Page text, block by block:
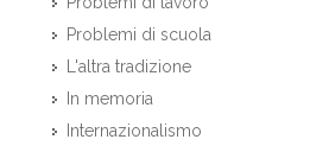
Problemi di scuola
L'altra tradizione
In memoria
Internazionalismo